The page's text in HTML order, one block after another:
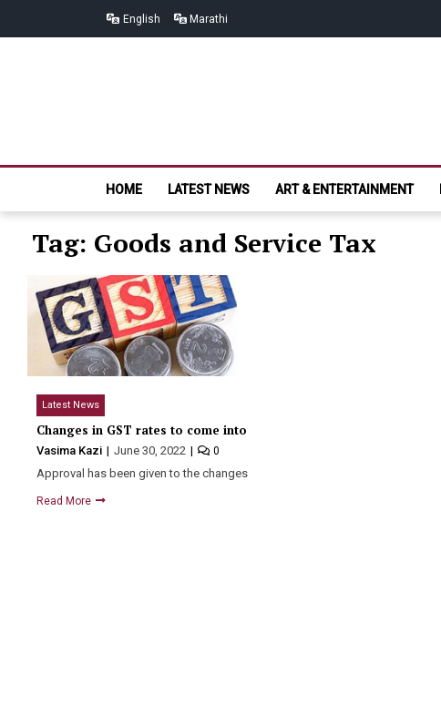
English Marathi
HOME LATEST NEWS ART & ENTERTAINMENT
Tag: Goods and Service Tax
Latest News
Changes in GST rates to come into effect from July 18
Vasima Kazi June 30, 2022 0
Approval has been given to the changes in the rates…
Read More